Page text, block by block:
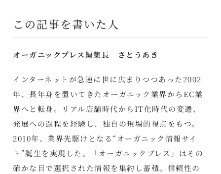
この記事を書いた人
オーガニックプレス編集長 さとうあき
インターネットが急速に世に広まりつつあった2002
年、長年身を置いてきたオーガニック業界からEC業
界へと転身。リアル店舗時代からIT化時代の変遷、
発展への過程を経験し、独自の現場的視点をもつ。
2010年、業界先駆けとなる“オーガニック情報サイ
ト”誕生を実現した。「オーガニックプレス」はその
確かな目で選択された情報を集約し蓄積。信頼性の